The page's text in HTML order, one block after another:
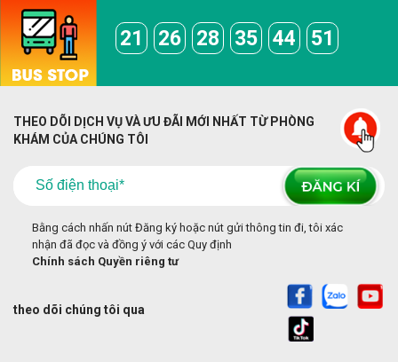
21 26 28 35 44 51
THEO DÕI DỊCH VỤ VÀ ƯU ĐÃI MỚI NHẤT TỪ PHÒNG
KHÁM CỦA CHÚNG TÔI
Bằng cách nhấn nút Đăng ký hoặc nút gửi thông tin đi, tôi xác
nhận đã đọc và đồng ý với các Quy định
Chính sách Quyền riêng tư
theo dõi chúng tôi qua